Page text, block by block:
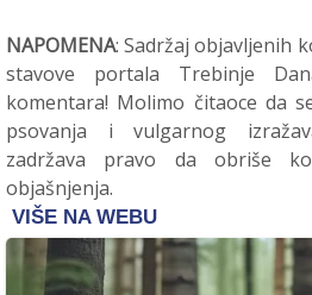
NAPOMENA: Sadržaj objavljenih
stavove portala Trebinje
komentara! Molimo čitaoce da
psovanja i vulgarnog
zadržava pravo da obriše
objašnjenja.